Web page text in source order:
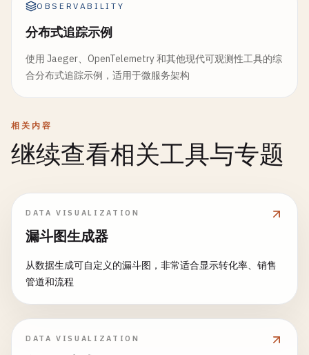
OBSERVABILITY
分布式追踪示例
使用 Jaeger、OpenTelemetry 和其他现代可观测性工具的综
合分布式追踪示例，适用于微服务架构
相关内容
继续查看相关工具与专题
DATA VISUALIZATION
漏斗图生成器
从数据生成可自定义的漏斗图，非常适合显示转化率、销售
管道和流程
DATA VISUALIZATION